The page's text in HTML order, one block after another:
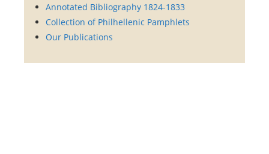
Annotated Bibliography 1824-1833
Collection of Philhellenic Pamphlets
Our Publications